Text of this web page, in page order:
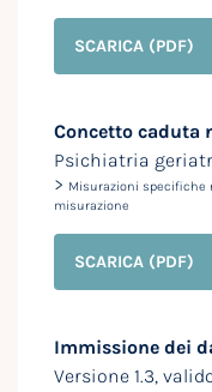
SCARICA (PDF)
Concetto caduta
Psichiatria
> Misurazioni
misurazione
SCARICA (PDF)
Immissione dei
Versione 1.3,